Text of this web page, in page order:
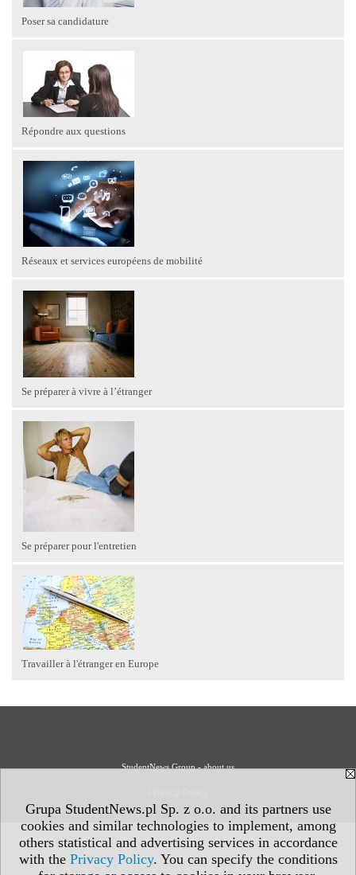
Grupa StudentNews.pl Sp. z o.o. and its partners use
cookies and similar technologies to implement, among
others statistical and advertising services in accordance
with the Privacy Policy. You can specify the conditions
Poser sa candidature
Répondre aux questions
Réseaux et services européens de mobilité
Se préparer à vivre à l’étranger
Se préparer pour l'entretien
Travailler à l'étranger en Europe
StudentNews Group - about us